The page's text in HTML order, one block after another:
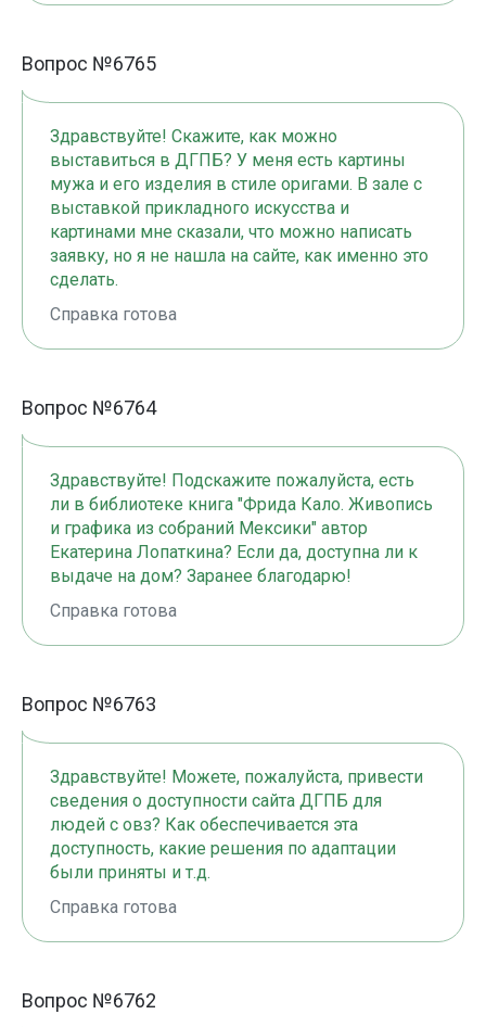
Вопрос №6765
Здравствуйте! Скажите, как можно
выставиться в ДГПБ? У меня есть картины
мужа и его изделия в стиле оригами. В зале с
выставкой прикладного искусства и
картинами мне сказали, что можно написать
заявку, но я не нашла на сайте, как именно это
сделать.
Справка готова
Вопрос №6764
Здравствуйте! Подскажите пожалуйста, есть
ли в библиотеке книга "Фрида Кало. Живопись
и графика из собраний Мексики" автор
Екатерина Лопаткина? Если да, доступна ли к
выдаче на дом? Заранее благодарю!
Справка готова
Вопрос №6763
Здравствуйте! Можете, пожалуйста, привести
сведения о доступности сайта ДГПБ для
людей с овз? Как обеспечивается эта
доступность, какие решения по адаптации
были приняты и т.д.
Справка готова
Вопрос №6762